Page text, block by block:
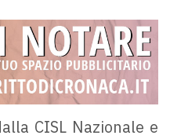
CISL Nazionale e